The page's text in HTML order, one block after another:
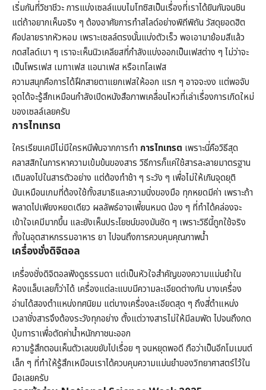
เริ่มกันที่วิชาชีวะ การแบ่งเซลล์แบบไมโทซิสเป็นเรื่องที่เราได้ยินกันจนชิน
แต่ถ้าอยากเห็นจริง ๆ ต้องอาศัยการทำสไลด์อย่างพิถีพิถัน วัสดุยอดฮิต
คือปลายรากหัวหอม เพราะเซลล์ตรงนั้นแบ่งตัวเร็ว พอเอามาย้อมสีแล้ว
กดสไลด์เบา ๆ เราจะเห็นนิวเคลียสที่กำลังแบ่งออกเป็นเฟสต่าง ๆ ไม่ว่าจะ
เป็นโพรเฟส เมทาเฟส แอนาเฟส หรือเทโลเฟส
ความสนุกคือการได้ฝึกสายตาแยกเฟสให้ออก แรก ๆ อาจจะงง แต่พอจับ
จุดได้จะรู้สึกเหมือนกำลังเปิดหนังสือภาพเคลื่อนไหวที่เล่าเรื่องการเกิดใหม่
ของเซลล์เลยครับ
การไทเทรต
ใครเรียนเคมีไม่มีใครหนีพ้นจากการทำ การไทเทรต เพราะนี่คือวิธีสุด
คลาสสิกในการหาความเข้มข้นของสาร วิธีการก็แค่ใช้สารละลายมาตรฐาน
เติมลงไปในสารตัวอย่าง แต่ต้องทำช้า ๆ ระวัง ๆ เพื่อไม่ให้เกินจุดยุติ
มันเหมือนเกมที่ต้องใช้ทั้งสมาธิและความนิ่งของมือ ทุกหยดมีค่า เพราะถ้า
พลาดไปเพียงหยดเดียว ผลลัพธ์อาจเพี้ยนหมด น้อง ๆ ที่ทำได้คล่องจะ
เข้าใจเคมีมากขึ้น และยังเห็นประโยชน์ของมันชัด ๆ เพราะวิธีนี้ถูกใช้จริง
ทั้งในอุตสาหกรรมอาหาร ยา ไปจนถึงการควบคุมคุณภาพน้ำ
เครื่องชั่งดิจิตอล
เครื่องชั่งดิจิตอลฟังดูธรรมดา แต่เป็นหัวใจสำคัญของความแม่นยำใน
ห้องแล็บเลยก็ว่าได้ เครื่องแต่ละแบบมีความละเอียดต่างกัน บางเครื่อง
อ่านได้สองตำแหน่งทศนิยม แต่บางเครื่องละเอียดสุด ๆ ถึงสี่ตำแหน่ง
เวลาชั่งสารจึงต้องระวังทุกอย่าง ตั้งแต่วางสารไม่ให้มีลมพัด ไปจนถึงกด
ปุ่มทาราเพื่อตัดค่าน้ำหนักภาชนะออก
ความรู้สึกตอนเห็นตัวเลขขยับไปเรื่อย ๆ จนหยุดพอดี ถือว่าเป็นอีกโมเมนต์
เล็ก ๆ ที่ทำให้รู้สึกเหมือนเราได้ควบคุมความแม่นยำของวิทยาศาสตร์ไว้ใน
มือเลยครับ